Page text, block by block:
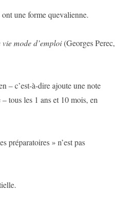
une forme quevalienne.
vie mode d’emploi(Georges Perec,
– c’est-à-dire ajoute une note
tous les 1 ans et 10 mois, en
préparatoires » n’est pas